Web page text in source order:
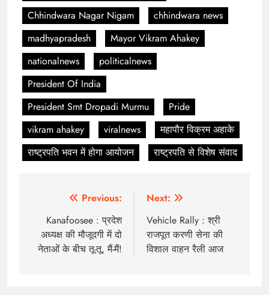
Chhindwara Nagar Nigam
chhindwara news
madhyapradesh
Mayor Vikram Ahakey
nationalnews
politicalnews
President Of India
President Smt Dropadi Murmu
Pride
vikram ahakey
viralnews
महापौर विक्रम अहाके
राष्ट्रपति भवन में होगा आयोजन
राष्ट्रपति से विशेष संवाद
navigation
Previous:
Kanafoosee : प्रदेश
अध्यक्ष की मौजूदगी में दो
नेताओं के बीच तू-तू, मैं-मैं!
Next:
Vehicle Rally : श्री
राजपूत करणी सेना की
विशाल वाहन रैली आज